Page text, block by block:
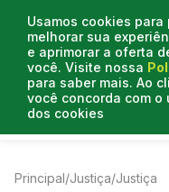
Usamos cookies para
melhorar sua
e aprimorar a oferta
você. Visite nossa
para saber mais. Ao
você concorda com o
dos cookies
Entrevistas
Principal/Justiça/Justiça